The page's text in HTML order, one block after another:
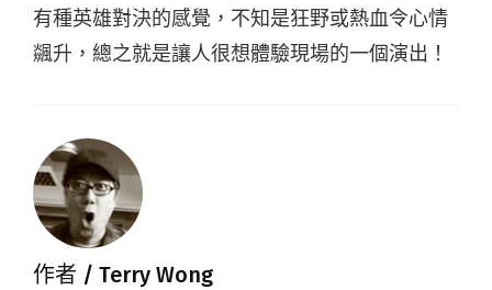
有種英雄對決的感覺，不知是狂野或熱血令心情
飊升，總之就是讓人很想體驗現場的一個演出！
作者 / Terry Wong